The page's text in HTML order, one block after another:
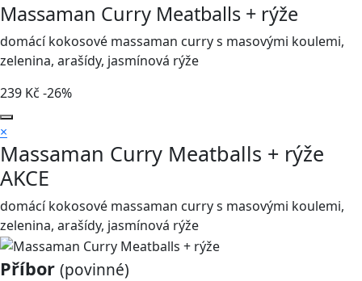
Massaman Curry Meatballs + rýže
domácí kokosové massaman curry s masovými koulemi,
zelenina, arašídy, jasmínová rýže
239 Kč -26%
×
Massaman Curry Meatballs + rýže
AKCE
domácí kokosové massaman curry s masovými koulemi,
zelenina, arašídy, jasmínová rýže
Příbor (povinné)